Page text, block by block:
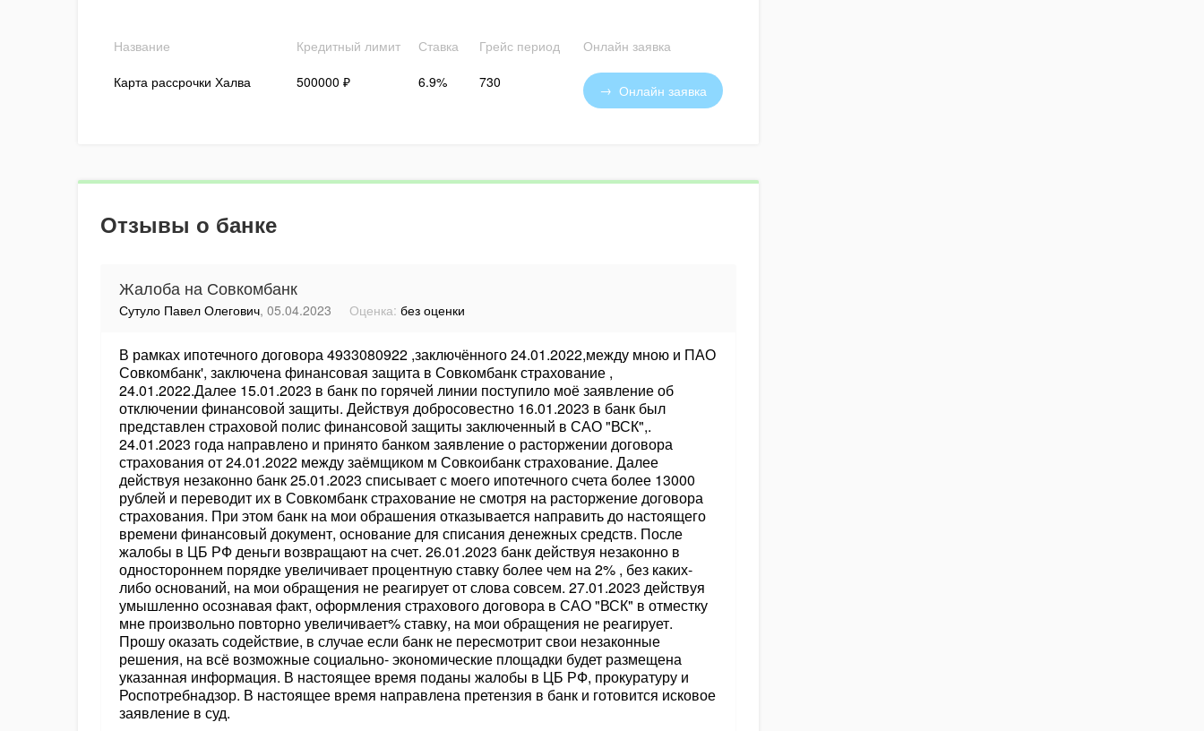
Название
Карта рассрочки Халва
Кредитный лимит
500000 ₽
Ставка
6.9%
Грейс период
730
Онлайн заявка
Онлайн заявка
Отзывы о банке
Жалоба на Совкомбанк
Сутуло Павел Олегович, 05.04.2023 Оценка: без оценки
В рамках ипотечного договора 4933080922 ,заключённого 24.01.2022,между мною и ПАО
Совкомбанк', заключена финансовая защита в Совкомбанк страхование ,
24.01.2022.Далее 15.01.2023 в банк по горячей линии поступило моё заявление об
отключении финансовой защиты. Действуя добросовестно 16.01.2023 в банк был
представлен страховой полис финансовой защиты заключенный в САО "ВСК",.
24.01.2023 года направлено и принято банком заявление о расторжении договора
страхования от 24.01.2022 между заёмщиком м Совкоибанк страхование. Далее
действуя незаконно банк 25.01.2023 списывает с моего ипотечного счета более 13000
рублей и переводит их в Совкомбанк страхование не смотря на расторжение договора
страхования. При этом банк на мои обрашения отказывается направить до настоящего
времени финансовый документ, основание для списания денежных средств. После
жалобы в ЦБ РФ деньги возвращают на счет. 26.01.2023 банк действуя незаконно в
одностороннем порядке увеличивает процентную ставку более чем на 2% , без каких-
либо оснований, на мои обращения не реагирует от слова совсем. 27.01.2023 действуя
умышленно осознавая факт, оформления страхового договора в САО "ВСК" в отместку
мне произвольно повторно увеличивает% ставку, на мои обращения не реагирует.
Прошу оказать содействие, в случае если банк не пересмотрит свои незаконные
решения, на всё возможные социально- экономические площадки будет размещена
указанная информация. В настоящее время поданы жалобы в ЦБ РФ, прокуратуру и
Роспотребнадзор. В настоящее время направлена претензия в банк и готовится исковое
заявление в суд.